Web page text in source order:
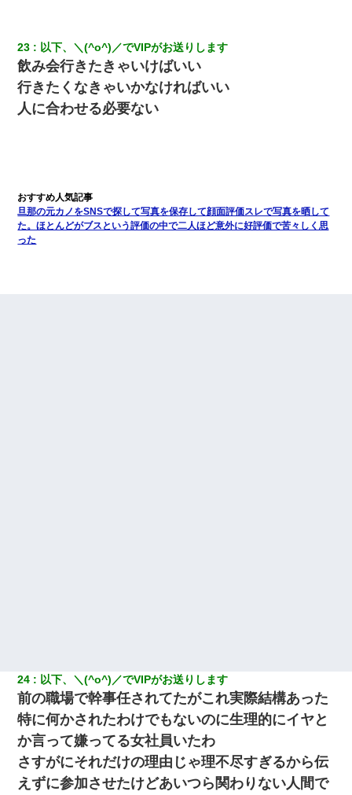
23 以下、＼(^o^)／でVIPがお送りします
飲み会行きたきゃいけばいい
行きたくなきゃいかなければいい
人に合わせる必要ない
旦那の元カノをSNSで探して写真を保存して顔面評価スレで写真を晒して
た。ほとんどがブスという評価の中で二人ほど意外に好評価で苦々しく思
った
24 以下、＼(^o^)／でVIPがお送りします
前の職場で幹事任されてたがこれ実際結構あった
特に何かされたわけでもないのに生理的にイヤと
か言って嫌ってる女社員いたわ
さすがにそれだけの理由じゃ理不尽すぎるから伝
えずに参加させたけどあいつら関わりない人間で